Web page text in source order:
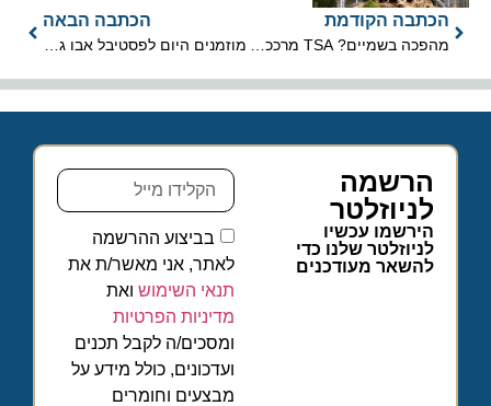
הכתבה הקודמת
מהפכה בשמיים? TSA מרככת את מדיניות הקנאביס בטיסות
הכתבה הבאה
מוזמנים היום לפסטיבל אבו גוש שבועות 2026
הרשמה
לניוזלטר
הירשמו עכשיו
לניוזלטר שלנו כדי
להשאר מעודכנים
בביצוע ההרשמה
לאתר, אני מאשר/ת את
תנאי השימוש ואת
מדיניות הפרטיות
ומסכים/ה לקבל תכנים
ועדכונים, כולל מידע על
מבצעים וחומרים